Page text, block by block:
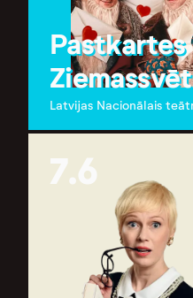
Pastkartes
Latvijas Nacionālais
7.6